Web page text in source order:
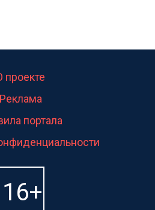
проекте
Реклама
портала